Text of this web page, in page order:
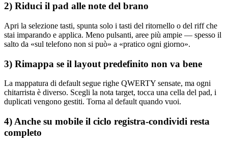
2) Riduci il pad alle note del brano
Apri la selezione tasti, spunta solo i tasti del ritornello o del riff che
stai imparando e applica. Meno pulsanti, aree più ampie — spesso il
salto da «sul telefono non si può» a «pratico ogni giorno».
3) Rimappa se il layout predefinito non va bene
La mappatura di default segue righe QWERTY sensate, ma ogni
chitarrista è diverso. Scegli la nota target, tocca una cella del pad, i
duplicati vengono gestiti. Torna al default quando vuoi.
4) Anche su mobile il ciclo registra-condividi resta
completo